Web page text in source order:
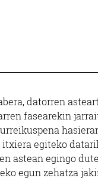
datorren
fasearekin
egiteko
astean egingo
egun zehatza